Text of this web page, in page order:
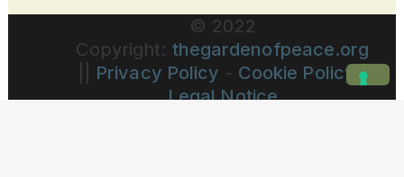
© 2022
Copyright: thegardenofpeace.org
Privacy Policy - Cookie Policy -
Legal Notice